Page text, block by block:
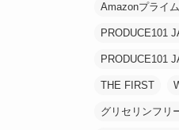
Amazonプライ
PRODUCE101
PRODUCE101
THE FIRST
グリセリンフリ